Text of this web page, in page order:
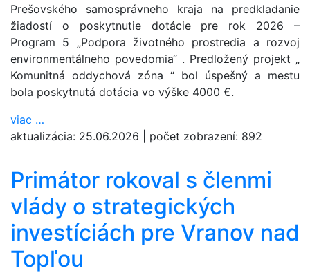
Prešovského samosprávneho kraja na predkladanie
žiadostí o poskytnutie dotácie pre rok 2026 –
Program 5 „Podpora životného prostredia a rozvoj
environmentálneho povedomia“ . Predložený projekt „
Komunitná oddychová zóna “ bol úspešný a mestu
bola poskytnutá dotácia vo výške 4000 €.
viac …
aktualizácia: 25.06.2026 počet zobrazení: 892
Primátor rokoval s členmi
vlády o strategických
investíciách pre Vranov nad
Topľou